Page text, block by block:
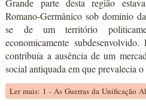
Grande parte desta região
Romano-Germânico sob domínio
se de um território
economicamente
contribuía a ausência de um
social antiquada em que prevalecia
Ler mais: 1 - As Guerras da Unificação